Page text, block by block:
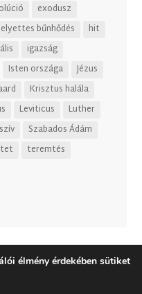
exodusz
bűnhődés
hit
igazság
Isten országa
Jézus
Krisztus halála
Leviticus
Luther
Szabados Ádám
teremtés
élmény érdekében sütiket